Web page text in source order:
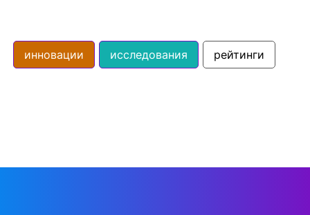
инновации исследования рейтинги